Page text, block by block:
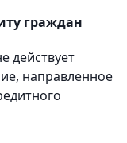
граждан
действует
направленное